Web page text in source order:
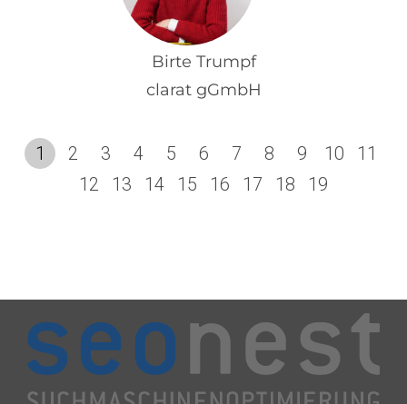
Birte Trumpf
clarat gGmbH
1 2 3 4 5 6 7 8 9 10
11
12
13 14 15 16 17 18 19